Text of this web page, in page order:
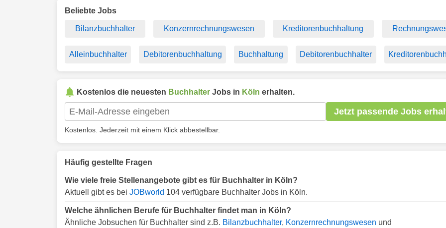
Beliebte Jobs
Bilanzbuchhalter Konzernrechnungswesen Kreditorenbuchhaltung
Alleinbuchhalter Debitorenbuchhaltung Buchhaltung Debitorenbuchhalter
Kostenlos die neuesten Buchhalter Jobs in Köln erhalten.
Jetzt passende Jobs
Kostenlos. Jederzeit mit einem Klick abbestellbar.
Häufig gestellte Fragen
Wie viele freie Stellenangebote gibt es für Buchhalter in Köln?
Aktuell gibt es bei JOBworld 104 verfügbare Buchhalter Jobs in Köln.
Welche ähnlichen Berufe für Buchhalter findet man in Köln?
Ähnliche Jobsuchen für Buchhalter sind z.B. Bilanzbuchhalter, Konzernrechnungswesen und